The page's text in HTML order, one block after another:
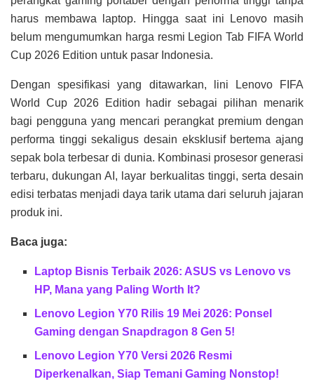
harus membawa laptop. Hingga saat ini Lenovo masih
belum mengumumkan harga resmi Legion Tab FIFA World
Cup 2026 Edition untuk pasar Indonesia.
Dengan spesifikasi yang ditawarkan, lini Lenovo FIFA
World Cup 2026 Edition hadir sebagai pilihan menarik
bagi pengguna yang mencari perangkat premium dengan
performa tinggi sekaligus desain eksklusif bertema ajang
sepak bola terbesar di dunia. Kombinasi prosesor generasi
terbaru, dukungan AI, layar berkualitas tinggi, serta desain
edisi terbatas menjadi daya tarik utama dari seluruh jajaran
produk ini.
Baca juga:
Laptop Bisnis Terbaik 2026: ASUS vs Lenovo vs
HP, Mana yang Paling Worth It?
Lenovo Legion Y70 Rilis 19 Mei 2026: Ponsel
Gaming dengan Snapdragon 8 Gen 5!
Lenovo Legion Y70 Versi 2026 Resmi
Diperkenalkan, Siap Temani Gaming Nonstop!